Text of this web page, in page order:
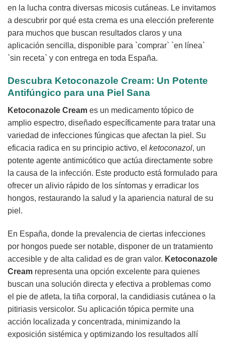
en la lucha contra diversas micosis cutáneas. Le invitamos
a descubrir por qué esta crema es una elección preferente
para muchos que buscan resultados claros y una
aplicación sencilla, disponible para `comprar` `en línea`
`sin receta` y con entrega en toda España.
Descubra Ketoconazole Cream: Un Potente
Antifúngico para una Piel Sana
Ketoconazole Cream es un medicamento tópico de
amplio espectro, diseñado específicamente para tratar una
variedad de infecciones fúngicas que afectan la piel. Su
eficacia radica en su principio activo, el ketoconazol, un
potente agente antimicótico que actúa directamente sobre
la causa de la infección. Este producto está formulado para
ofrecer un alivio rápido de los síntomas y erradicar los
hongos, restaurando la salud y la apariencia natural de su
piel.
En España, donde la prevalencia de ciertas infecciones
por hongos puede ser notable, disponer de un tratamiento
accesible y de alta calidad es de gran valor. Ketoconazole
Cream representa una opción excelente para quienes
buscan una solución directa y efectiva a problemas como
el pie de atleta, la tiña corporal, la candidiasis cutánea o la
pitiriasis versicolor. Su aplicación tópica permite una
acción localizada y concentrada, minimizando la
exposición sistémica y optimizando los resultados allí